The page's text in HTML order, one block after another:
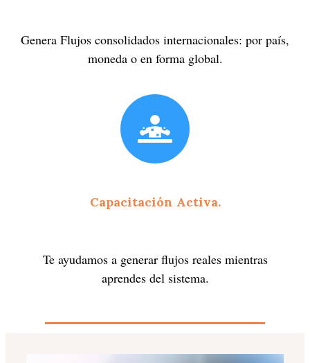
Genera Flujos consolidados internacionales: por país,
moneda o en forma global.
Capacitación Activa.
Te ayudamos a generar flujos reales mientras
aprendes del sistema.